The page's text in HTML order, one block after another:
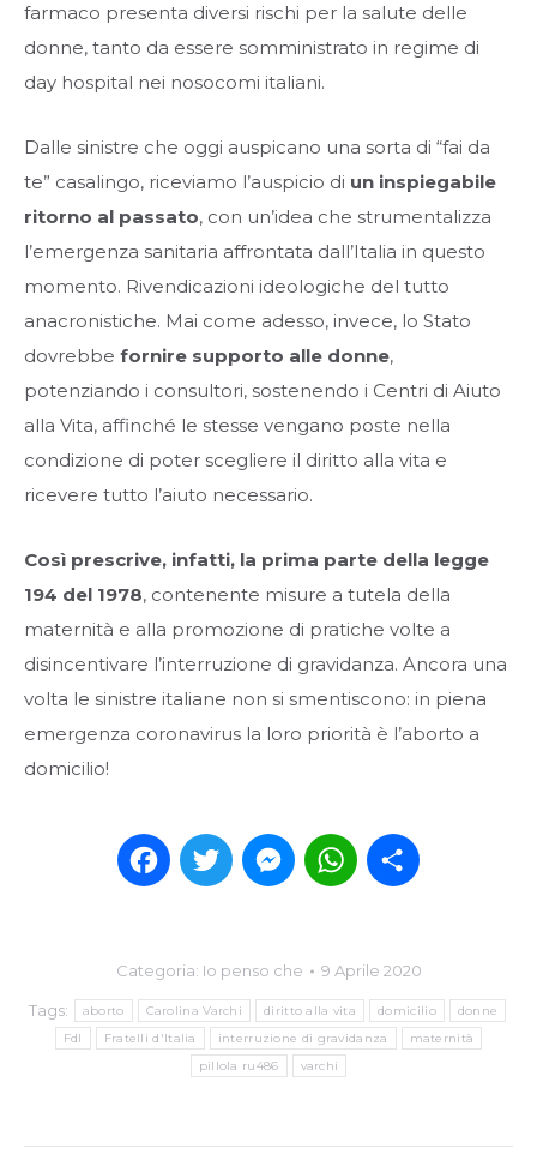
farmaco presenta diversi rischi per la salute delle
donne, tanto da essere somministrato in regime di
day hospital nei nosocomi italiani.
Dalle sinistre che oggi auspicano una sorta di “fai da
te” casalingo, riceviamo l’auspicio di un inspiegabile
ritorno al passato, con un’idea che strumentalizza
l’emergenza sanitaria affrontata dall’Italia in questo
momento. Rivendicazioni ideologiche del tutto
anacronistiche. Mai come adesso, invece, lo Stato
dovrebbe fornire supporto alle donne,
potenziando i consultori, sostenendo i Centri di Aiuto
alla Vita, affinché le stesse vengano poste nella
condizione di poter scegliere il diritto alla vita e
ricevere tutto l’aiuto necessario.
Così prescrive, infatti, la prima parte della legge
194 del 1978, contenente misure a tutela della
maternità e alla promozione di pratiche volte a
disincentivare l’interruzione di gravidanza. Ancora una
volta le sinistre italiane non si smentiscono: in piena
emergenza coronavirus la loro priorità è l’aborto a
domicilio!
FacebookTwitter MessengerWhatsApp
Categoria: Io penso che 9 Aprile 2020
Tags: aborto Carolina Varchi diritto alla vita domicilio
donne
FdI
Fratelli d'Italia interruzione di gravidanza
maternità
pillola ru486
varchi